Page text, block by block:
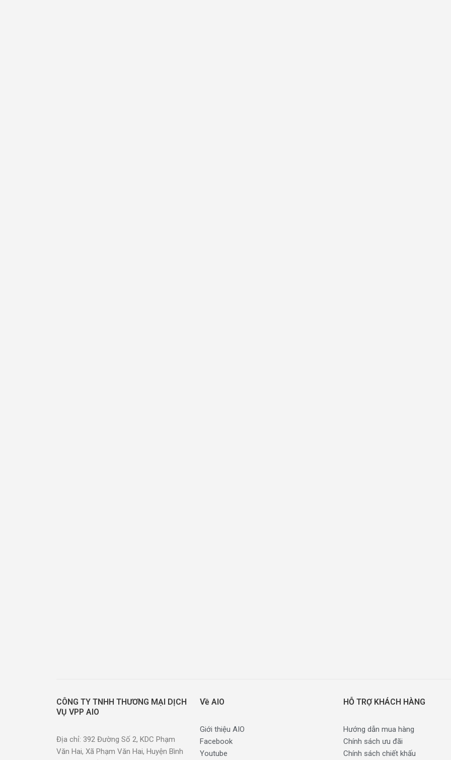
CÔNG TY TNHH THƯƠNG MẠI DỊCH
VỤ VPP AIO
Địa chỉ: 392 Đường Số 2, KDC Phạm
Văn Hai, Xã Phạm Văn Hai, Huyện Bình
Về AIO
Giới thiệu AIO
Facebook
Youtube
HỖ TRỢ KHÁCH HÀNG
Hướng dẫn mua hàng
Chính sách ưu đãi
Chính sách chiết khấu